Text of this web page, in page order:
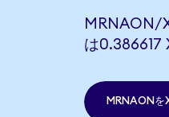
MRNAON/
は0.386617
MRNAONを